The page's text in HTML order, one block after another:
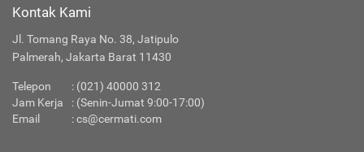
Kontak Kami
Jl. Tomang Raya No. 38, Jatipulo
Palmerah, Jakarta Barat 11430
Telepon : (021) 40000 312
Jam Kerja
: (Senin-Jumat 9:00-17:00)
Email
:cs@cermati.com